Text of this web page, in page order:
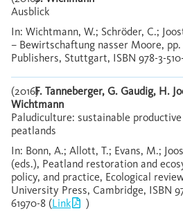
Ausblick
In: Wichtmann, W.; Schröder, C.;
– Bewirtschaftung nasser Moore, pp.
Publishers, Stuttgart, ISBN 978-3-
(2016)F. Tanneberger, G. Gaudig, H.
Wichtmann
Paludiculture: sustainable
peatlands
In: Bonn, A.; Allott, T.; Evans, M.;
(eds.), Peatland restoration and
policy, and practice, Ecological
University Press, Cambridge, ISBN
61970-8 (Link )